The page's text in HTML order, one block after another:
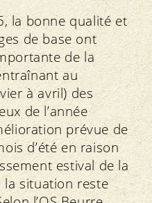
la bonne qualité et
de base ont
de la
au
à avril) des
de l’année
prévue de
d’été en raison
estival de la
la situation reste